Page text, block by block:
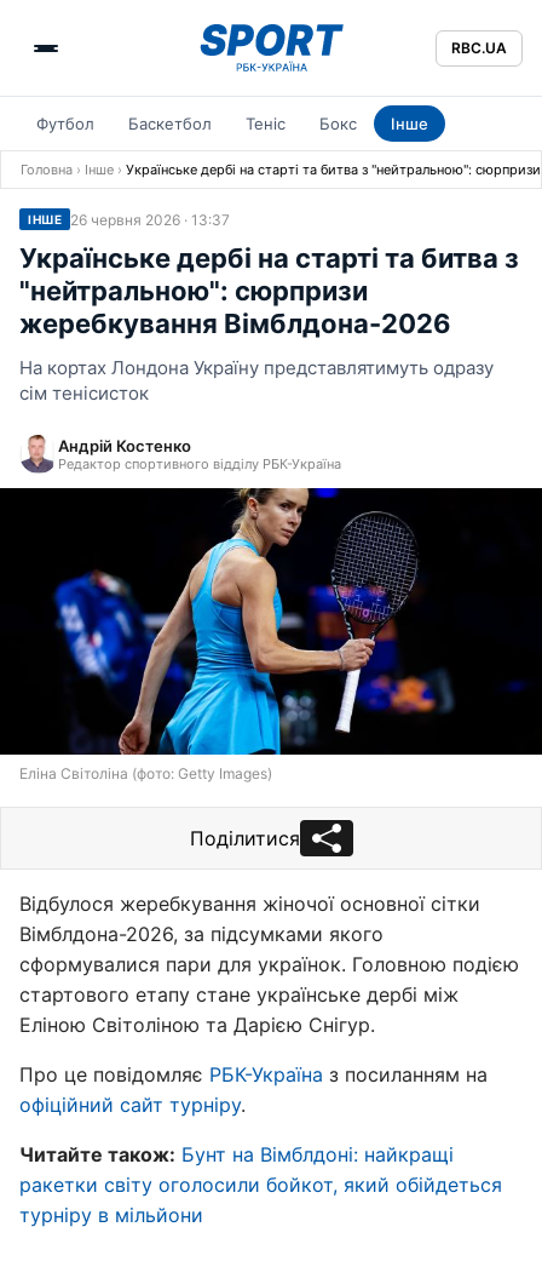
RBC.UA
Футбол Баскетбол Теніс Бокс Інше
Головна › Інше › Українське дербі на старті та битва з "нейтральною":
ІНШЕ 26 червня 2026 · 13:37
Українське дербі на старті та битва з
"нейтральною": сюрпризи
жеребкування Вімблдона-2026
На кортах Лондона Україну представлятимуть одразу
сім тенісисток
Андрій Костенко
Редактор спортивного відділу РБК-Україна
Еліна Світоліна (фото: Getty Images)
Поділитися
Відбулося жеребкування жіночої основної сітки
Вімблдона-2026, за підсумками якого
сформувалися пари для українок. Головною подією
стартового етапу стане українське дербі між
Еліною Світоліною та Дарією Снігур.
Про це повідомляє РБК-Україна з посиланням на
офіційний сайт турніру.
Читайте також: Бунт на Вімблдоні: найкращі
ракетки світу оголосили бойкот, який обійдеться
турніру в мільйони